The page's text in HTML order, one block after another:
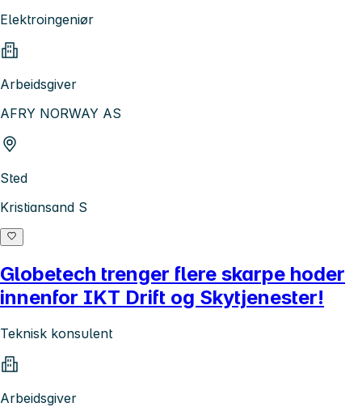
Elektroingeniør
Arbeidsgiver
AFRY NORWAY AS
Sted
Kristiansand S
Globetech trenger flere skarpe hoder
innenfor IKT Drift og Skytjenester!
Teknisk konsulent
Arbeidsgiver